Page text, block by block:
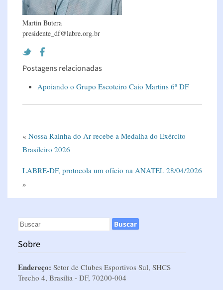
Martin Butera
presidente_df@labre.org.br
Postagens relacionadas
Apoiando o Grupo Escoteiro Caio Martins 6º DF
« Nossa Rainha do Ar recebe a Medalha do Exército
Brasileiro 2026
LABRE-DF, protocola um ofício na ANATEL 28/04/2026
»
Sobre
Endereço: Setor de Clubes Esportivos Sul, SHCS
Trecho 4, Brasília - DF, 70200-004